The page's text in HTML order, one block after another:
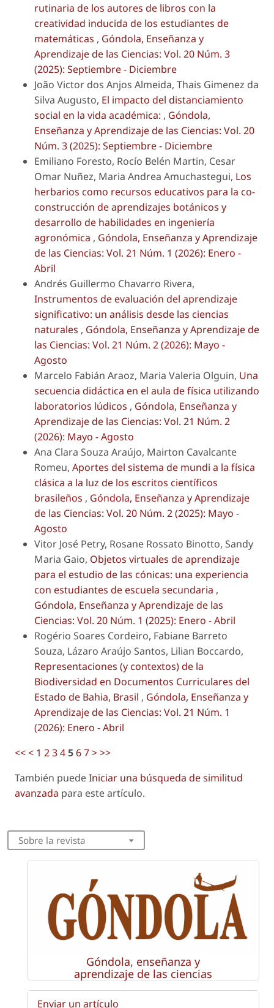
rutinaria de los autores de libros con la
creatividad inducida de los estudiantes de
matemáticas , Góndola, Enseñanza y
Aprendizaje de las Ciencias: Vol. 20 Núm. 3
(2025): Septiembre - Diciembre
João Victor dos Anjos Almeida, Thais Gimenez da
Silva Augusto, El impacto del distanciamiento
social en la vida académica: , Góndola,
Enseñanza y Aprendizaje de las Ciencias: Vol. 20
Núm. 3 (2025): Septiembre - Diciembre
Emiliano Foresto, Rocío Belén Martin, Cesar
Omar Nuñez, Maria Andrea Amuchastegui, Los
herbarios como recursos educativos para la co-
construcción de aprendizajes botánicos y
desarrollo de habilidades en ingeniería
agronómica , Góndola, Enseñanza y Aprendizaje
de las Ciencias: Vol. 21 Núm. 1 (2026): Enero -
Abril
Andrés Guillermo Chavarro Rivera,
Instrumentos de evaluación del aprendizaje
significativo: un análisis desde las ciencias
naturales , Góndola, Enseñanza y Aprendizaje de
las Ciencias: Vol. 21 Núm. 2 (2026): Mayo -
Agosto
Marcelo Fabián Araoz, Maria Valeria Olguin, Una
secuencia didáctica en el aula de física utilizando
laboratorios lúdicos , Góndola, Enseñanza y
Aprendizaje de las Ciencias: Vol. 21 Núm. 2
(2026): Mayo - Agosto
Ana Clara Souza Araújo, Mairton Cavalcante
Romeu, Aportes del sistema de mundi a la física
clásica a la luz de los escritos científicos
brasileños , Góndola, Enseñanza y Aprendizaje
de las Ciencias: Vol. 20 Núm. 2 (2025): Mayo -
Agosto
Vitor José Petry, Rosane Rossato Binotto, Sandy
Maria Gaio, Objetos virtuales de aprendizaje
para el estudio de las cónicas: una experiencia
con estudiantes de escuela secundaria ,
Góndola, Enseñanza y Aprendizaje de las
Ciencias: Vol. 20 Núm. 1 (2025): Enero - Abril
Rogério Soares Cordeiro, Fabiane Barreto
Souza, Lázaro Araújo Santos, Lilian Boccardo,
Representaciones (y contextos) de la
Biodiversidad en Documentos Curriculares del
Estado de Bahia, Brasil , Góndola, Enseñanza y
Aprendizaje de las Ciencias: Vol. 21 Núm. 1
(2026): Enero - Abril
<<< 1 234567>>>
También puedeIniciar una búsqueda de similitud
avanzada para este artículo.
Sobre la revista
Góndola, enseñanza y
aprendizaje de las ciencias
Enviar un artículo